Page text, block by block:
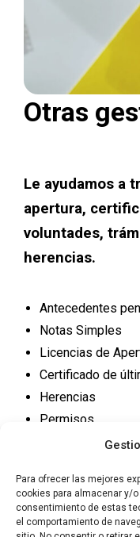
Para ofrecer las mejores
cookies para almacenar y/
consentimiento de estas
el comportamiento de
Otras
Le ayudamos a
apertura,
voluntades,
herencias.
Antecedentes
Notas Simples
Licencias de
Certificado de
Herencias
Permisos
Trámites Registro